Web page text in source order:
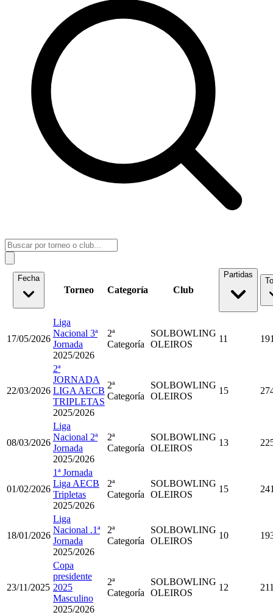
Fecha
Torneo Categoría Club
Partidas
17/05/2026
Liga
Nacional 3ª
Jornada
2025/2026
2ª
Categoría
SOLBOWLING
OLEIROS
11
22/03/2026
2ª
JORNADA
LIGA AECB
TRIPLETAS
2025/2026
2ª
Categoría
SOLBOWLING
OLEIROS
15
08/03/2026
Liga
Nacional 2ª
Jornada
2025/2026
2ª
Categoría
SOLBOWLING
OLEIROS
13
01/02/2026
1ª Jornada
Liga AECB
Tripletas
2025/2026
2ª
Categoría
SOLBOWLING
OLEIROS
15
18/01/2026
Liga
Nacional .1ª
Jornada
2025/2026
2ª
Categoría
SOLBOWLING
OLEIROS
10
23/11/2025
Copa
presidente
2025
Masculino
2025/2026
2ª
Categoría
SOLBOWLING
OLEIROS
12